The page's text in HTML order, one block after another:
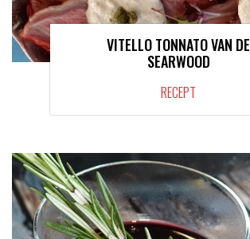
VITELLO TONNATO VAN DE
SEARWOOD
RECEPT